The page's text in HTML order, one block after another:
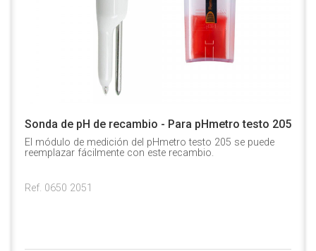
Sonda de pH de recambio - Para pHmetro testo 205
El módulo de medición del pHmetro testo 205 se puede
reemplazar fácilmente con este recambio.
Ref. 0650 2051